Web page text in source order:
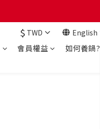
$ TWD English
會員權益 如何養鍋?